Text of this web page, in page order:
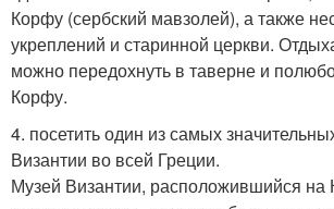
Корфу (сербский мавзолей), а также
укреплений и старинной церкви.
можно передохнуть в таверне и
Корфу.
4. посетить один из самых
Византии во всей Греции.
Музей Византии, расположившийся на